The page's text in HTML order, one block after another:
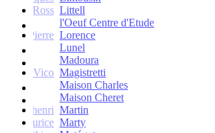
Ross Littell
l'Oeuf Centre d'Etude
Jean-Pierre Lorence
Lunel
Madoura
Vico Magistretti
Maison Charles
Maison Cheret
henri Martin
Maurice Marty